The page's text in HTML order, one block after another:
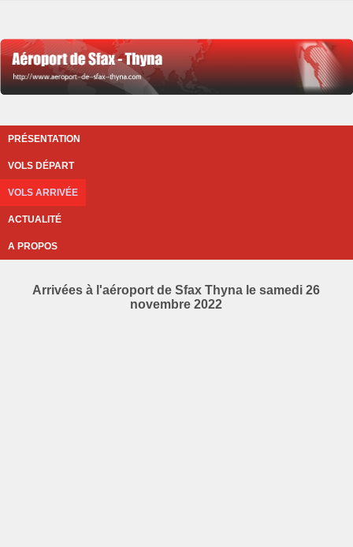
PRÉSENTATION
VOLS DÉPART
VOLS ARRIVÉE
ACTUALITÉ
A PROPOS
Arrivées à l'aéroport de Sfax Thyna le samedi 26
novembre 2022